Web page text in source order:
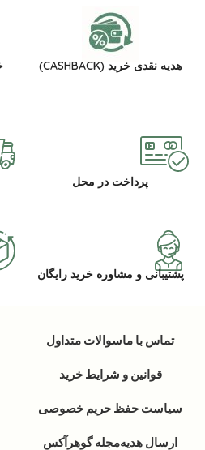
هدیه نقدی خرید (CASHBACK)
پرداخت در محل
پشتیبانی و مشاوره خرید رایگان
تماس با ماسوالات متداول
قوانین و شرایط خرید
سیاست حفظ حریم خصوصی
ارسال هدیهمجله گوهرآکس